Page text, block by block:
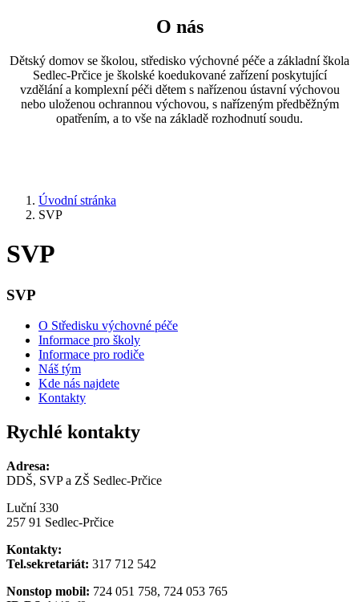
O nás
Dětský domov se školou, středisko výchovné péče a základní škola
Sedlec-Prčice je školské koedukované zařízení poskytující
vzdělání a komplexní péči dětem s nařízenou ústavní výchovou
nebo uloženou ochrannou výchovou, s nařízeným předběžným
opatřením, a to vše na základě rozhodnutí soudu.
Úvodní stránka
SVP
SVP
SVP
O Středisku výchovné péče
Informace pro školy
Informace pro rodiče
Náš tým
Kde nás najdete
Kontakty
Rychlé kontakty
Adresa:
DDŠ, SVP a ZŠ Sedlec-Prčice
Luční 330
257 91 Sedlec-Prčice
Kontakty:
Tel.sekretariát: 317 712 542
Nonstop mobil: 724 051 758, 724 053 765